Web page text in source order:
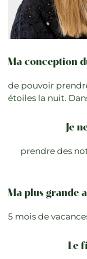
Ma conception
de pouvoir
étoiles la nuit.
Je
prendre des
Ma plus grande
5 mois de
Le